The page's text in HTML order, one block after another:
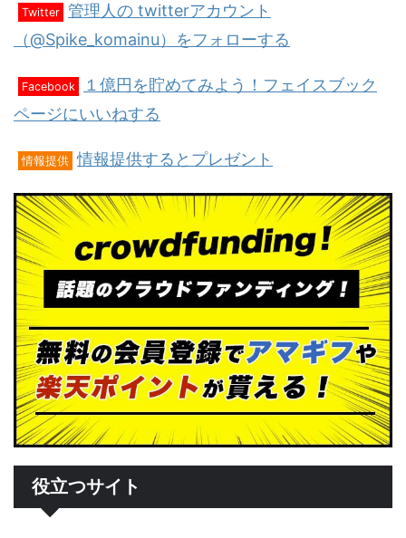
Twitter 管理人の twitterアカウント
（@Spike_komainu）をフォローする
Facebook
１億円を貯めてみよう！フェイスブック
ページにいいねする
情報提供 情報提供するとプレゼント
役立つサイト